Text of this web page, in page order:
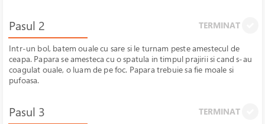
Pasul 2 TERMINAT
Intr-un bol, batem ouale cu sare si le turnam peste amestecul de
ceapa. Papara se amesteca cu o spatula in timpul prajirii si cand s-au
coagulat ouale, o luam de pe foc. Papara trebuie sa fie moale si
pufoasa.
Pasul 3 TERMINAT